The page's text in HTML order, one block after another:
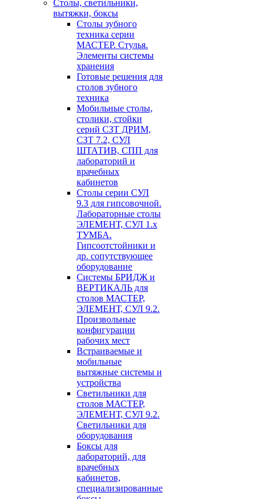
Cтолы, светильники,
вытяжки, боксы
Столы зубного
техника серии
МАСТЕР. Стулья.
Элементы системы
хранения
Готовые решения для
столов зубного
техника
Мобильные столы,
столики, стойки
серий СЗТ ДРИМ,
СЗТ 7.2, СУЛ
ШТАТИВ, СПП для
лабораторий и
врачебных
кабинетов
Столы серии СУЛ
9.3 для гипсовочной.
Лабораторные столы
ЭЛЕМЕНТ, СУЛ 1.х
ТУМБА.
Гипсоотстойники и
др. сопутствующее
оборудование
Системы БРИДЖ и
ВЕРТИКАЛЬ для
столов МАСТЕР,
ЭЛЕМЕНТ, СУЛ 9.2.
Произвольные
конфигурации
рабочих мест
Встраиваемые и
мобильные
вытяжные системы и
устройства
Светильники для
столов МАСТЕР,
ЭЛЕМЕНТ, СУЛ 9.2.
Светильники для
оборудования
Боксы для
лабораторий, для
врачебных
кабинетов,
специализированные